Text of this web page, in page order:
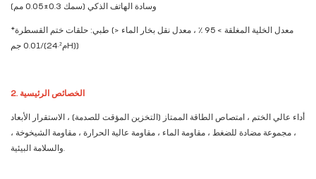
وسادة الهاتف الذكي (سمك 0.3±0.05 مم)
*طبي: حلقات ختم القسطرة (معدل الخلية المغلقة > 95 ٪ ، معدل نقل بخار الماء <
0.01 جم/(م²·24H))
2. الخصائص الرئيسية
أداء عالي الختم ، امتصاص الطاقة الممتاز (التخزين المؤقت للصدمة) ، الاستقرار الأبعاد
، مجموعة مضادة للضغط ، مقاومة الماء ، مقاومة عالية الحرارة ، مقاومة الشيخوخة ،
والسلامة البيئية.